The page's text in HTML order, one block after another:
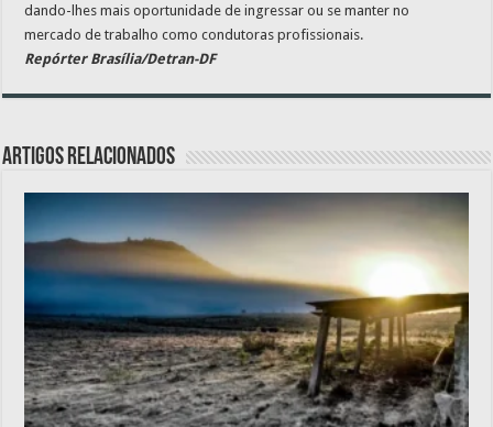
dando-lhes mais oportunidade de ingressar ou se manter no
mercado de trabalho como condutoras profissionais.
Repórter Brasília/Detran-DF
Artigos relacionados